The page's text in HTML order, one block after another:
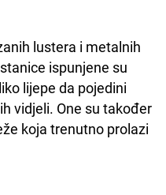
lustera i metalnih
ispunjene su
lijepe da pojedini
vidjeli. One su također
koja trenutno prolazi